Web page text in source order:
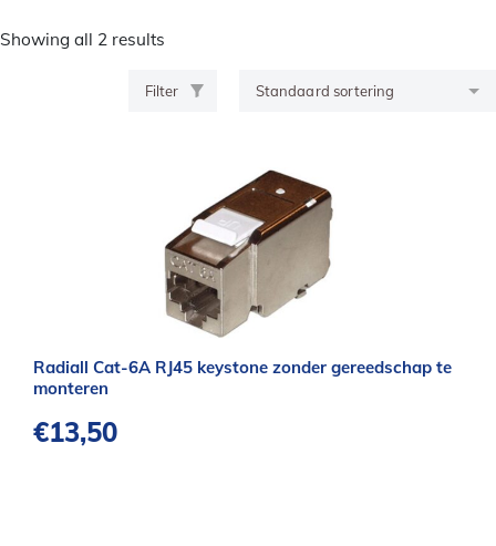
Showing all 2 results
Filter
Radiall Cat-6A RJ45 keystone zonder gereedschap te
monteren
€13,50